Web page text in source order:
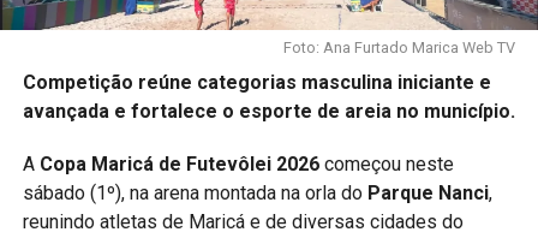
Foto: Ana Furtado Marica Web TV
Competição reúne categorias masculina iniciante e
avançada e fortalece o esporte de areia no município.
A Copa Maricá de Futevôlei 2026começou neste
sábado (1º), na arena montada na orla do Parque Nanci,
reunindo atletas de Maricá e de diversas cidades do